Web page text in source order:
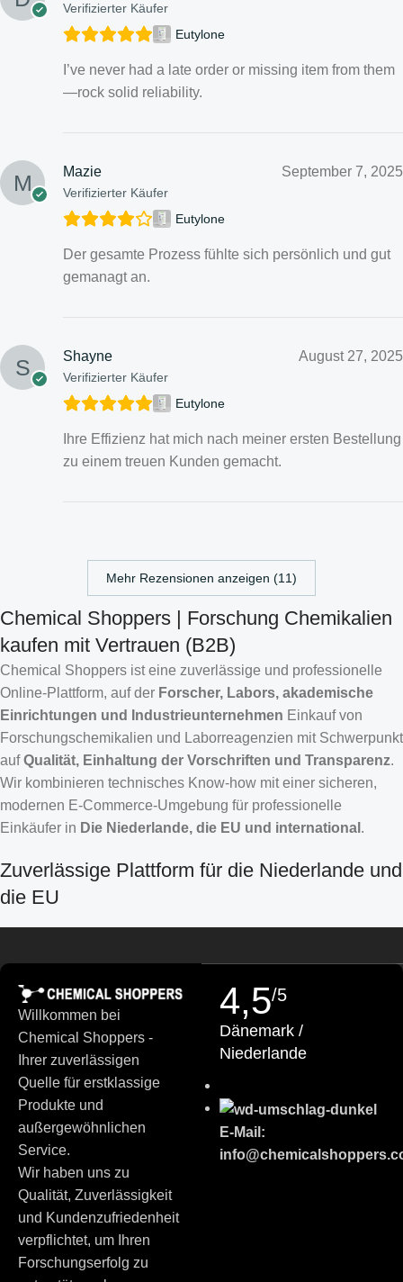
Verifizierter Käufer
Eutylone
I’ve never had a late order or missing item from them
—rock solid reliability.
Mazie
Verifizierter Käufer
September 7, 2025
Eutylone
Der gesamte Prozess fühlte sich persönlich und gut
gemanagt an.
Shayne
Verifizierter Käufer
August 27, 2025
Eutylone
Ihre Effizienz hat mich nach meiner ersten Bestellung
zu einem treuen Kunden gemacht.
Mehr Rezensionen anzeigen (11)
Chemical Shoppers | Forschung Chemikalien
kaufen mit Vertrauen (B2B)
Chemical Shoppers ist eine zuverlässige und professionelle
Online-Plattform, auf der Forscher, Labors, akademische
Einrichtungen und Industrieunternehmen Einkauf von
Forschungschemikalien und Laborreagenzien mit Schwerpunkt
aufQualität, Einhaltung der Vorschriften und Transparenz.
Wir kombinieren technisches Know-how mit einer sicheren,
modernen E-Commerce-Umgebung für professionelle
Einkäufer in Die Niederlande, die EU und international .
Zuverlässige Plattform für die Niederlande und
die EU
europäischen Forschungs- und Industriemarktes entwickelt
worden. Wir arbeiten zusammen mitauditierte
Lieferanten
und streben nach gleichbleibender
Produktqualität, klaren Herkunftsangaben und professioneller
Produktdokumentation.
Was Sie erwarten können:
Klare Produktspezifikationen
und Chargeninformationen
(falls zutreffend)
SDS/MSDS(Sicherheitsdatenblatt), sofern vorhanden
Gleichbleibende Qualität für
Prozesse
Willkommen bei
Chemical Shoppers -
Ihrer zuverlässigen
Quelle für erstklassige
Produkte und
außergewöhnlichen
Service.
Wir haben uns zu
Qualität, Zuverlässigkeit
und Kundenzufriedenheit
verpflichtet, um Ihren
Forschungserfolg zu
4,5/5
Dänemark /
Niederlande
E-Mail:
Slovenian
Swedish
Danish
German (Austria)